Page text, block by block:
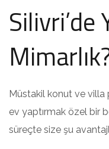
Silivri’de
Müstakil konut ve villa
ev yaptırmak özel bir
süreçte size şu